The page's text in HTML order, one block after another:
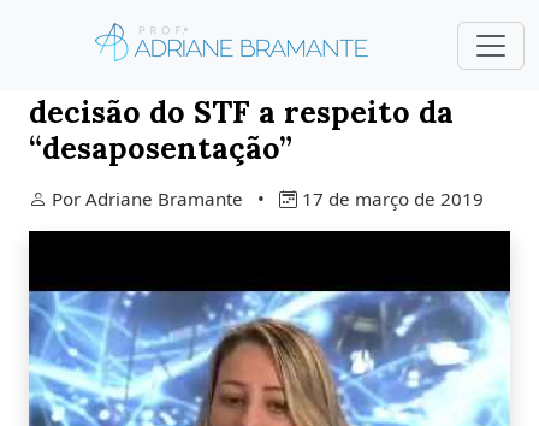
Adriane Bramante comenta a
decisão do STF a respeito da
“desaposentação”
Por Adriane Bramante • 17 de março de 2019